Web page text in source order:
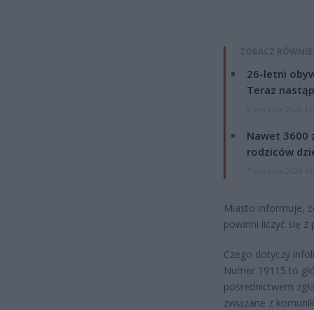
ZOBACZ
26-letni
Teraz
Nawet 3600
rodziców
Miasto informuje,
powinni liczyć się
Czego dotyczy
Numer 19115 to
pośrednictwem
związane z